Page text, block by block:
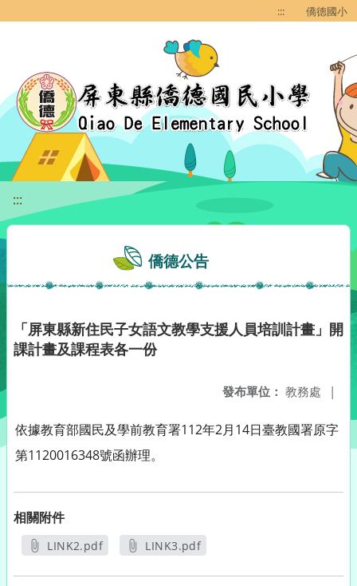
::: 僑德國小
:::
僑德公告
「屏東縣新住民子女語文教學支援人員培訓計畫」開
課計畫及課程表各一份
發布單位： 教務處 |
依據教育部國民及學前教育署112年2月14日臺教國署原字
第1120016348號函辦理。
相關附件
LINK2.pdf
LINK3.pdf